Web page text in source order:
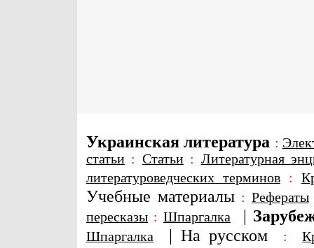
Украинская литература :
статьи : Статьи: Литературная
литературоведческих терминов:
Учебные материалы : Рефераты
пересказы : Шпаргалка |
Шпаргалка | На русском :